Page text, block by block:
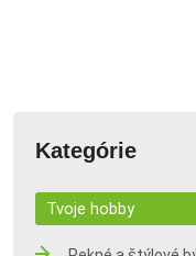
Kategórie
Tvoje hobby